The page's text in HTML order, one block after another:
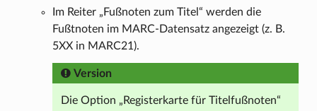
Im Reiter „Fußnoten zum Titel“ werden die
Fußtnoten im MARC-Datensatz angezeigt (z. B.
5XX in MARC21).
Version
Die Option „Registerkarte für Titelfußnoten“